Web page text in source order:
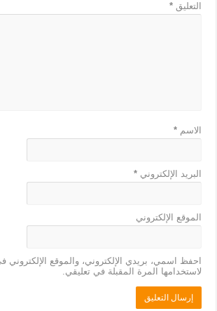
التعليق*
الاسم*
البريد الإلكتروني*
الموقع الإلكتروني
احفظ اسمي، بريدي الإلكتروني، والموقع الإلكتروني
لاستخدامها المرة المقبلة في تعليقي.